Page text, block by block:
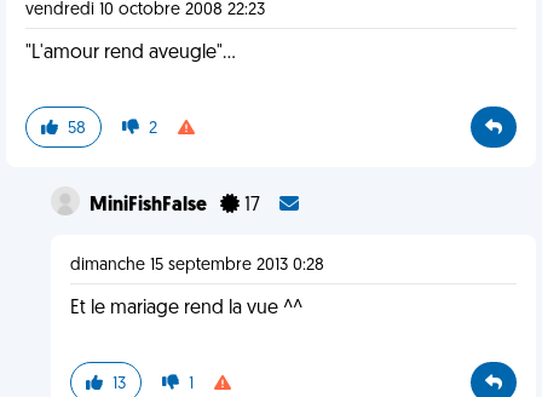
vendredi 10 octobre 2008 22:23
"L'amour rend aveugle"...
58 2
MiniFishFalse 17
dimanche 15 septembre 2013 0:28
Et le mariage rend la vue ^^
13 1